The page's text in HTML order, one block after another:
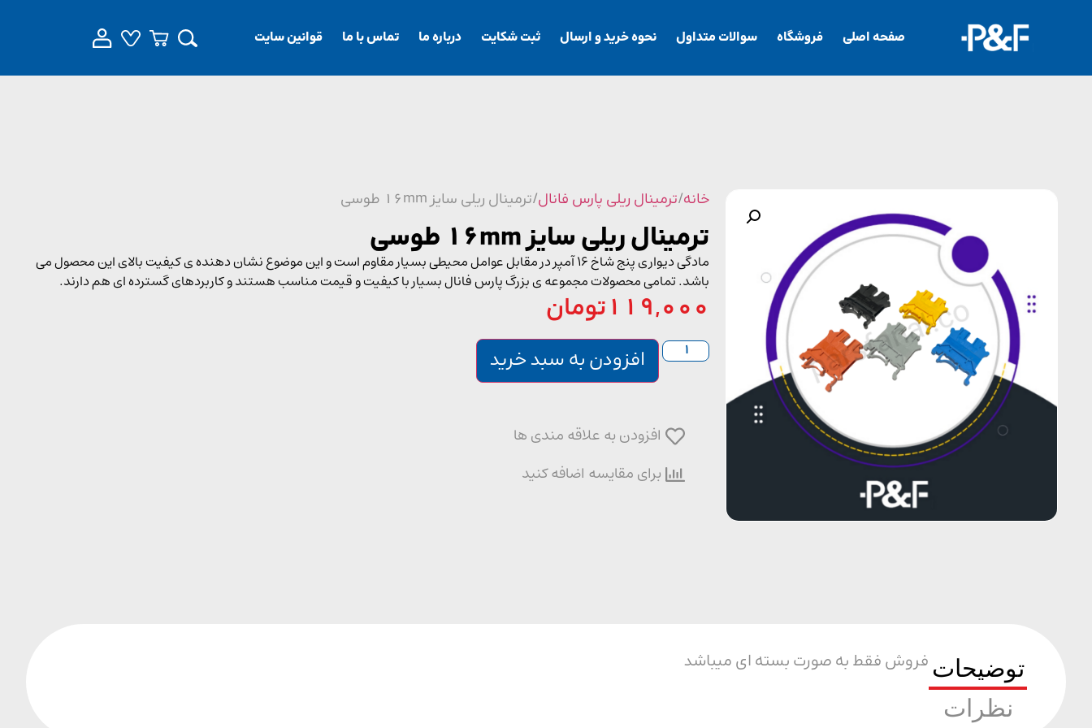
صفحه اصلی فروشگاه سوالات متداول نحوه خرید و ارسال ثبت شکایت درباره ما تماس با ما قوانین سایت
خانه/ترمینال ریلی پارس فانال/ ترمینال ریلی سایز 16mm طوسی
ترمینال ریلی سایز 16mm طوسی
مادگی دیواری پنج شاخ 16 آمپر در مقابل عوامل محیطی بسیار مقاوم است و این موضوع نشان دهنده ی کیفیت بالای این محصول می
باشد. تمامی محصولات مجموعه ی بزرگ پارس فانال بسیار با کیفیت و قیمت مناسب هستند و کاربردهای گسترده ای هم دارند.
119,000 تومان
افزودن به سبد خرید
افزودن به علاقه مندی ها
برای مقایسه اضافه کنید
توضیحات
نظرات
فروش فقط به صورت بسته ای میباشد